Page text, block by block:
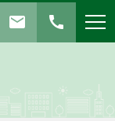
call
mail